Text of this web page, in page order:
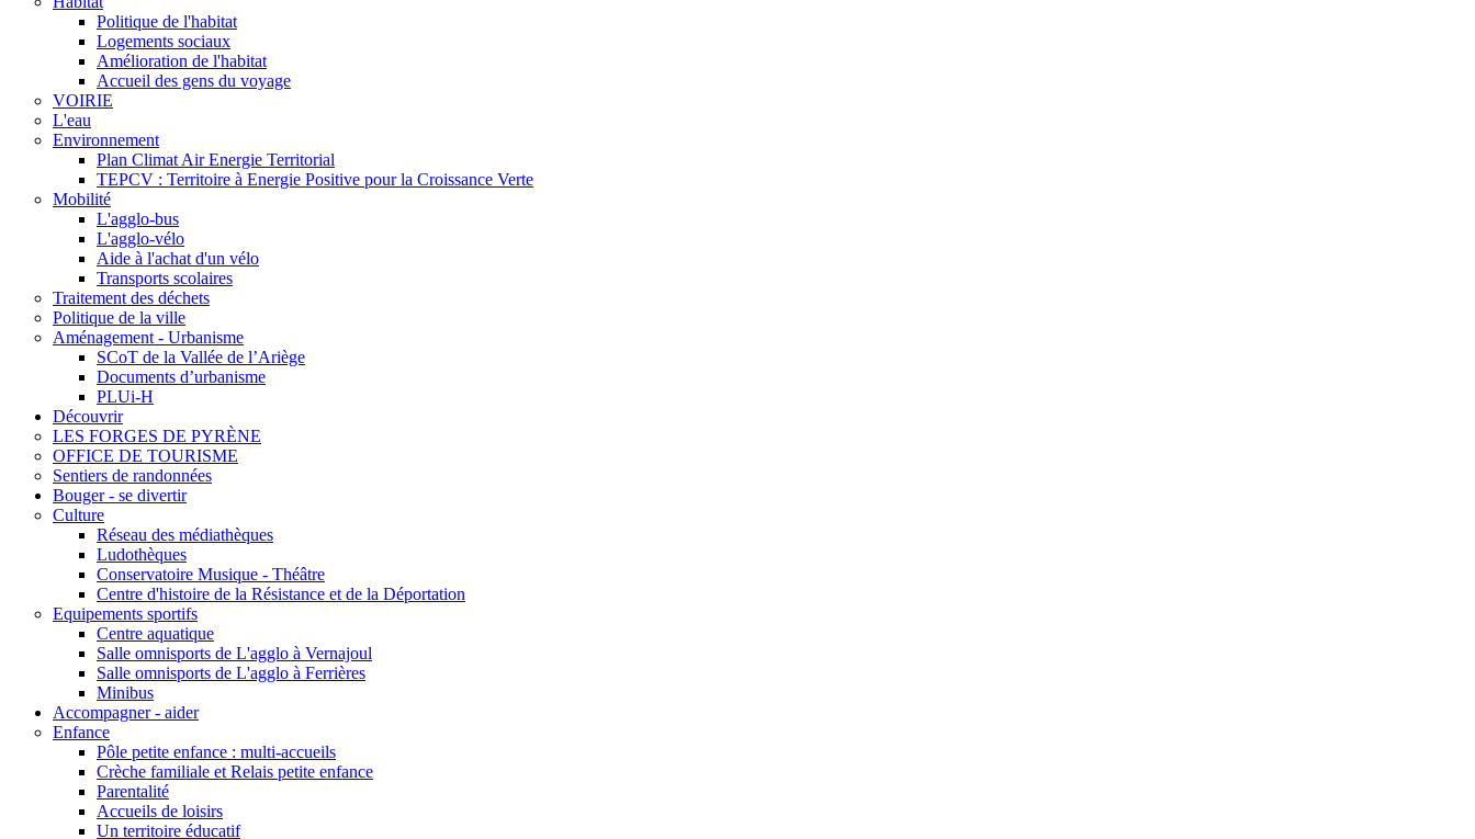
Politique de l'habitat
Logements sociaux
Amélioration de l'habitat
Accueil des gens du voyage
VOIRIE
L'eau
Environnement
Plan Climat Air Energie Territorial
TEPCV : Territoire à Energie Positive pour la Croissance Verte
Mobilité
L'agglo-bus
L'agglo-vélo
Aide à l'achat d'un vélo
Transports scolaires
Traitement des déchets
Politique de la ville
Aménagement - Urbanisme
SCoT de la Vallée de l’Ariège
Documents d’urbanisme
PLUi-H
Découvrir
LES FORGES DE PYRÈNE
OFFICE DE TOURISME
Sentiers de randonnées
Bouger - se divertir
Culture
Réseau des médiathèques
Ludothèques
Conservatoire Musique - Théâtre
Centre d'histoire de la Résistance et de la Déportation
Equipements sportifs
Centre aquatique
Salle omnisports de L'agglo à Vernajoul
Salle omnisports de L'agglo à Ferrières
Minibus
Accompagner - aider
Enfance
Pôle petite enfance : multi-accueils
Crèche familiale et Relais petite enfance
Parentalité
Accueils de loisirs
Un territoire éducatif